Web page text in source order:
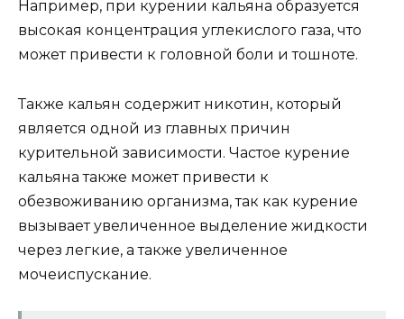
Например, при курении кальяна образуется
высокая концентрация углекислого газа, что
может привести к головной боли и тошноте.
Также кальян содержит никотин, который
является одной из главных причин
курительной зависимости. Частое курение
кальяна также может привести к
обезвоживанию организма, так как курение
вызывает увеличенное выделение жидкости
через легкие, а также увеличенное
мочеиспускание.